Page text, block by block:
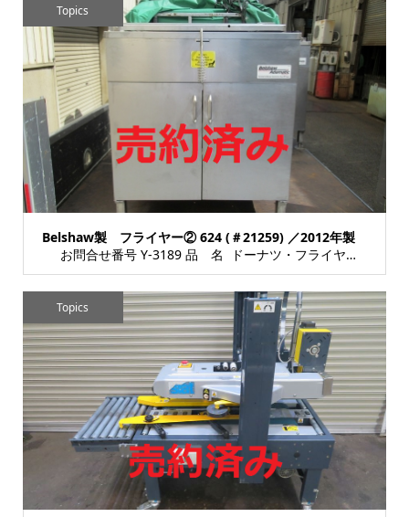
Belshaw製 フライヤー② 624 (＃21259) ／2012年製
お問合せ番号 Y-3189 品 名 ドーナツ・フライヤー 型 式 624 (＃2125...
Topics
Topics